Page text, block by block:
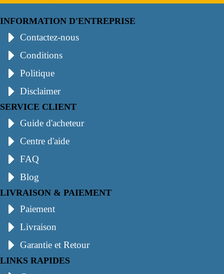
INFORMATION D'ENTREPRISE
Contactez-nous
Conditions
Politique
Disclaimer
SERVICE CLIENT
Guide d'acheteur
Centre d'aide
FAQ
Blog
LIVRAISON & PAIEMENT
Paiement
Livraison
Garantie et Retour
LINKS RAPIDES